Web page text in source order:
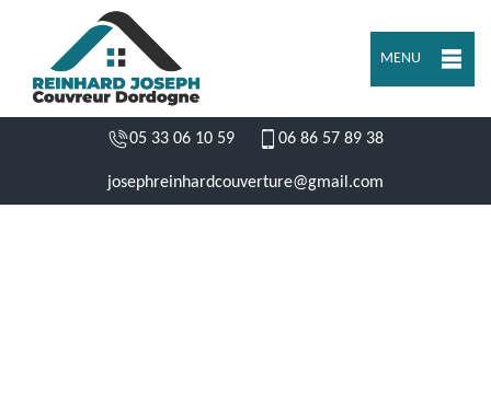
MENU
05 33 06 10 59 06 86 57 89 38
josephreinhardcouverture@gmail.com